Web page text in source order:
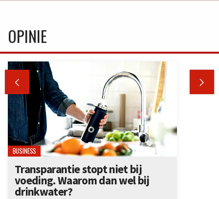
OPINIE
 
BUSINESS
Transparantie stopt niet bij
voeding. Waarom dan wel bij
drinkwater?